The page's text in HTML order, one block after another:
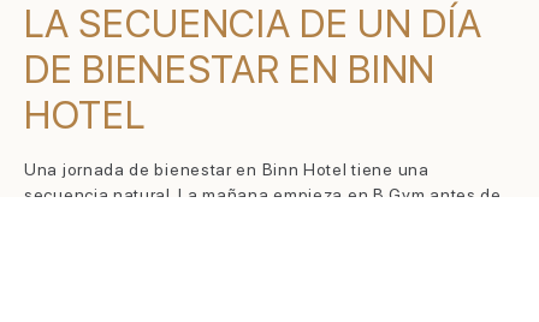
LA SECUENCIA DE UN DÍA
DE BIENESTAR EN BINN
HOTEL
Una jornada de bienestar en Binn Hotel tiene una
secuencia natural. La mañana empieza en B Gym antes de